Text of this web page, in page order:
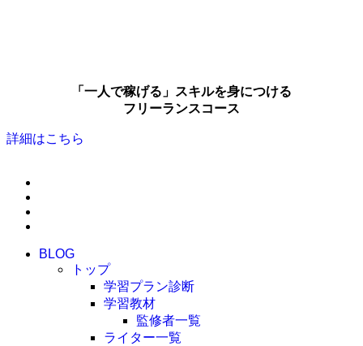
「一人で稼げる」スキルを身につける
フリーランスコース
詳細はこちら
BLOG
トップ
学習プラン診断
学習教材
監修者一覧
ライター一覧